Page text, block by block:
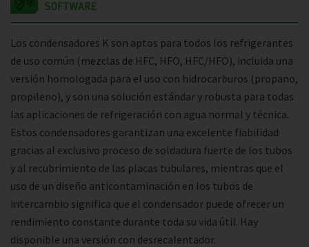
Los condensadores K son aptos para todos los refrigerantes
de uso común (mezclas de HFC, HFO, HFC/HFO), incluida una
versión homologada para el uso con hidrocarburos (propano,
propileno), y son una solución estándar y robusta para todas
las aplicaciones de refrigeración con agua normal y técnica.
Estos condensadores garantizan una excelente fiabilidad
gracias al exclusivo proceso de soldadura fuerte de los tubos
y al recubrimiento de las placas tubulares, mientras que el
uso de un diseño anticontaminación en los tubos de
intercambio significa que el condensador puede ofrecer un
rendimiento constante durante toda su vida útil. Hay
disponible una versión con desrecalentador.